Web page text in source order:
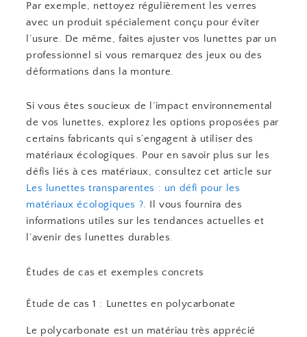
Par exemple, nettoyez régulièrement les verres
avec un produit spécialement conçu pour éviter
l’usure. De même, faites ajuster vos lunettes par un
professionnel si vous remarquez des jeux ou des
déformations dans la monture.
Si vous êtes soucieux de l’impact environnemental
de vos lunettes, explorez les options proposées par
certains fabricants qui s’engagent à utiliser des
matériaux écologiques. Pour en savoir plus sur les
défis liés à ces matériaux, consultez cet article sur
Les lunettes transparentes : un défi pour les
matériaux écologiques ?. Il vous fournira des
informations utiles sur les tendances actuelles et
l’avenir des lunettes durables.
Études de cas et exemples concrets
Étude de cas 1 : Lunettes en polycarbonate
Le polycarbonate est un matériau très apprécié